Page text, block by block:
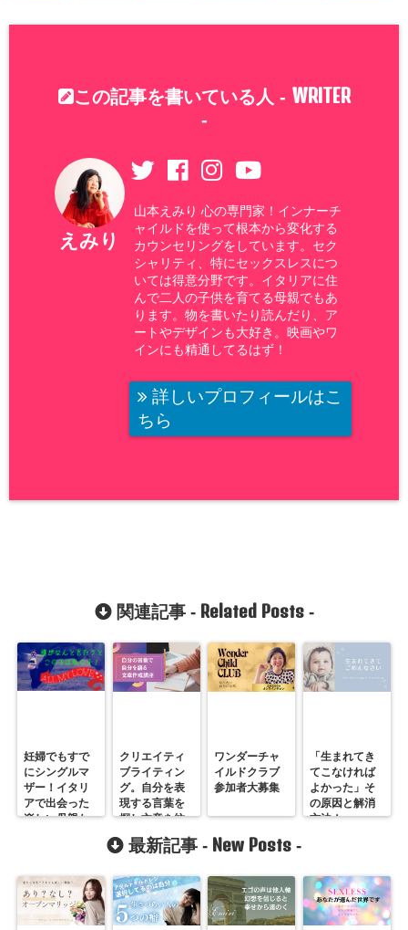
この記事を書いている人 - WRITER
-
えみり
山本えみり 心の専門家！インナーチ
ャイルドを使って根本から変化する
カウンセリングをしています。セク
シャリティ、特にセックスレスにつ
いては得意分野です。イタリアに住
んで二人の子供を育てる母親でもあ
ります。物を書いたり読んだり、ア
ートやデザインも大好き。映画やワ
インにも精通してるはず！
詳しいプロフィールはこ
ちら
関連記事 - Related Posts-
妊婦でもすで
にシングルマ
ザー！イタリ
アで出会った
楽しい母親た
クリエイティ
ブライティン
グ。自分を表
現する言葉を
探し文章を紡
ぐ時間。ワン
ダーチャイル
ワンダーチャ
イルドクラブ
参加者大募集
「生まれてき
てこなければ
よかった」そ
の原因と解消
方法！
最新記事 - New Posts -